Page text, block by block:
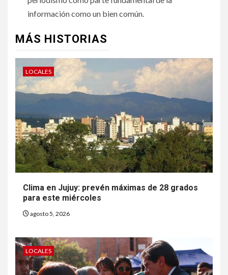
información como un bien común.
MÁS HISTORIAS
LOCALES
Clima en Jujuy: prevén máximas de 28 grados
para este miércoles
agosto 5, 2026
LOCALES